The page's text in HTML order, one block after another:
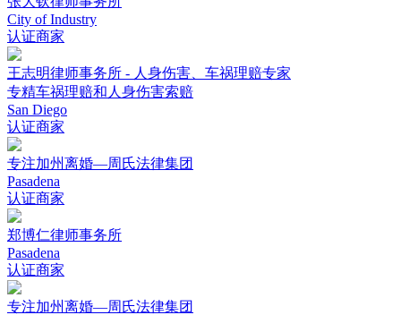
City of Industry
认证商家
王志明律师事务所 - 人身伤害、车祸理赔专家
专精车祸理赔和人身伤害索赔
San Diego
认证商家
专注加州离婚—周氏法律集团
Pasadena
认证商家
郑博仁律师事务所
Pasadena
认证商家
专注加州离婚—周氏法律集团